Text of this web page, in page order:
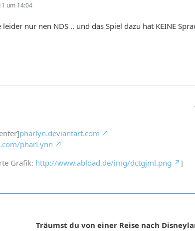
um 14:04
leider nur nen NDS .. und das Spiel dazu hat KEINE
pharlyn.deviantart.com
pharLynn
Grafik: http://www.abload.de/img/dctgjml.png ]
Träumst du von einer Reise nach